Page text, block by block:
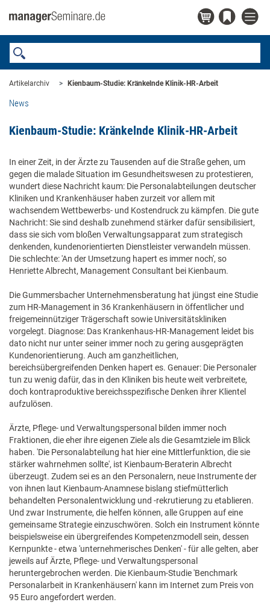
Artikelarchiv Kienbaum-Studie: Kränkelnde Klinik-HR-Arbeit
News
Kienbaum-Studie: Kränkelnde Klinik-HR-Arbeit
In einer Zeit, in der Ärzte zu Tausenden auf die Straße gehen, um
gegen die malade Situation im Gesundheitswesen zu protestieren,
wundert diese Nachricht kaum: Die Personalabteilungen deutscher
Kliniken und Krankenhäuser haben zurzeit vor allem mit
wachsendem Wettbewerbs- und Kostendruck zu kämpfen. Die gute
Nachricht: Sie sind deshalb zunehmend stärker dafür sensibilisiert,
dass sie sich vom bloßen Verwaltungsapparat zum strategisch
denkenden, kundenorientierten Dienstleister verwandeln müssen.
Die schlechte: 'An der Umsetzung hapert es immer noch', so
Henriette Albrecht, Management Consultant bei Kienbaum.
Die Gummersbacher Unternehmensberatung hat jüngst eine Studie
zum HR-Management in 36 Krankenhäusern in öffentlicher und
freigemeinnütziger Trägerschaft sowie Universitätskliniken
vorgelegt. Diagnose: Das Krankenhaus-HR-Management leidet bis
dato nicht nur unter seiner immer noch zu gering ausgeprägten
Kundenorientierung. Auch am ganzheitlichen,
bereichsübergreifenden Denken hapert es. Genauer: Die Personaler
tun zu wenig dafür, das in den Kliniken bis heute weit verbreitete,
doch kontraproduktive bereichsspezifische Denken ihrer Klientel
aufzulösen.
Ärzte, Pflege- und Verwaltungspersonal bilden immer noch
Fraktionen, die eher ihre eigenen Ziele als die Gesamtziele im Blick
haben. 'Die Personalabteilung hat hier eine Mittlerfunktion, die sie
stärker wahrnehmen sollte', ist Kienbaum-Beraterin Albrecht
überzeugt. Zudem sei es an den Personalern, neue Instrumente der
von ihnen laut Kienbaum-Anamnese bislang stiefmütterlich
behandelten Personalentwicklung und -rekrutierung zu etablieren.
Und zwar Instrumente, die helfen können, alle Gruppen auf eine
gemeinsame Strategie einzuschwören. Solch ein Instrument könnte
beispielsweise ein übergreifendes Kompetenzmodell sein, dessen
Kernpunkte - etwa 'unternehmerisches Denken' - für alle gelten, aber
jeweils auf Ärzte, Pflege- und Verwaltungspersonal
heruntergebrochen werden. Die Kienbaum-Studie 'Benchmark
Personalarbeit in Krankenhäusern' kann im Internet zum Preis von
95 Euro angefordert werden.